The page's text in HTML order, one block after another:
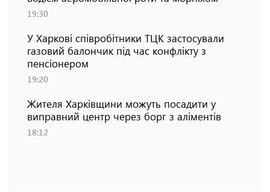
19:30
У Харкові співробітники ТЦК застосували
газовий балончик під час конфлікту з
пенсіонером
19:20
Жителя Харківщини можуть посадити у
виправний центр через борг з аліментів
18:12